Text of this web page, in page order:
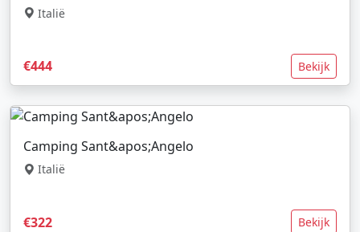
Italië
€444 Bekijk
Camping Sant&apos;Angelo
Italië
€322 Bekijk